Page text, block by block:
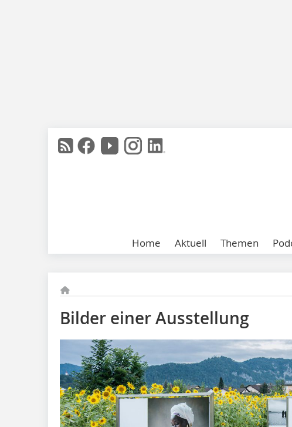
Home Aktuell Themen
Bilder einer Ausstellung